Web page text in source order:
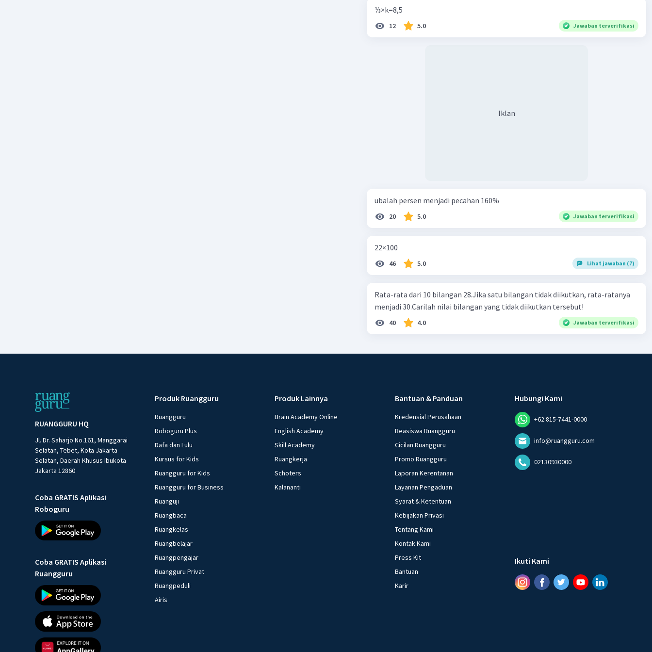
⅓×k=8,5
12 5.0 Jawaban terverifikasi
Iklan
ubalah persen menjadi pecahan 160%
20 5.0 Jawaban terverifikasi
22×100
46 5.0 Lihat jawaban (7)
Rata-rata dari 10 bilangan 28.Jika satu bilangan tidak diikutkan, rata-ratanya
menjadi 30.Carilah nilai bilangan yang tidak diikutkan tersebut!
40 4.0 Jawaban terverifikasi
RUANGGURU HQ
Jl. Dr. Saharjo No.161, Manggarai
Selatan, Tebet, Kota Jakarta
Selatan, Daerah Khusus Ibukota
Jakarta 12860
Coba GRATIS Aplikasi
Roboguru
Coba GRATIS Aplikasi
Ruangguru
Produk Ruangguru
Ruangguru
Roboguru Plus
Dafa dan Lulu
Kursus for Kids
Ruangguru for Kids
Ruangguru for Business
Ruanguji
Ruangbaca
Ruangkelas
Ruangbelajar
Ruangpengajar
Ruangguru Privat
Ruangpeduli
Airis
Produk Lainnya
Brain Academy Online
English Academy
Skill Academy
Ruangkerja
Schoters
Kalananti
Bantuan & Panduan
Kredensial Perusahaan
Beasiswa Ruangguru
Cicilan Ruangguru
Promo Ruangguru
Laporan Kerentanan
Layanan Pengaduan
Syarat & Ketentuan
Kebijakan Privasi
Tentang Kami
Kontak Kami
Press Kit
Bantuan
Karir
Hubungi Kami
+62 815-7441-0000
info@ruangguru.com
02130930000
Ikuti Kami